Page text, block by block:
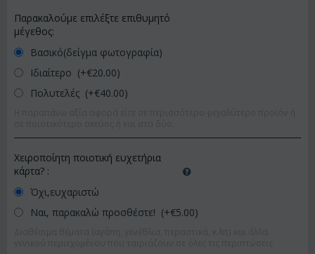
Παρακαλούμε επιλέξτε επιθυμητό
μέγεθος:
Βασικό(δείγμα φωτογραφία)
Ιδιαίτερο (+€20.00)
Πολυτελές (+€40.00)
Χειροποίητη ποιοτική ευχετήρια
κάρτα? :
Όχι,ευχαριστώ
Ναι, παρακαλώ προσθέστε! (+€5.00)